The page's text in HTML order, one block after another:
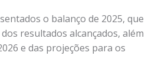
o balanço de 2025, que
resultados alcançados, além
e das projeções para os